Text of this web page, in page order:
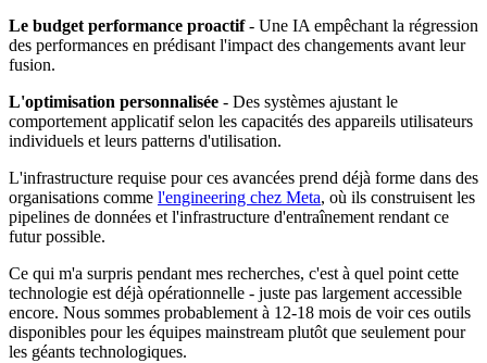
Le budget performance proactif- Une IA empêchant la régression
des performances en prédisant l'impact des changements avant leur
fusion.
L'optimisation personnalisée - Des systèmes ajustant le
comportement applicatif selon les capacités des appareils utilisateurs
individuels et leurs patterns d'utilisation.
L'infrastructure requise pour ces avancées prend déjà forme dans des
organisations comme l'engineering chez Meta, où ils construisent les
pipelines de données et l'infrastructure d'entraînement rendant ce
futur possible.
Ce qui m'a surpris pendant mes recherches, c'est à quel point cette
technologie est déjà opérationnelle - juste pas largement accessible
encore. Nous sommes probablement à 12-18 mois de voir ces outils
disponibles pour les équipes mainstream plutôt que seulement pour
les géants technologiques.